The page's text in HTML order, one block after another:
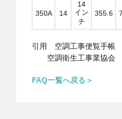
350A 14
14
イン
チ
355.6
引用 空調工事便覧手帳
空調衛生工事業協会
FAQ一覧へ戻る